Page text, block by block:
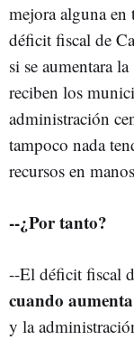
mejora alguna
déficit fiscal de
si se aumentara
reciben los
administración
tampoco nada
recursos en
--¿Por tanto?
--El déficit fiscal
cuando
y la